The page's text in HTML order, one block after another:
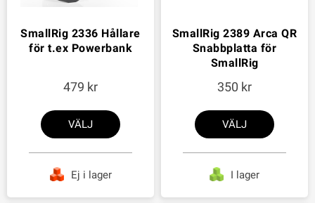
SmallRig 2336 Hållare
för t.ex Powerbank
479
VÄLJ
Ej i lager
SmallRig 2389 Arca QR
Snabbplatta för
SmallRig
350
VÄLJ
I lager